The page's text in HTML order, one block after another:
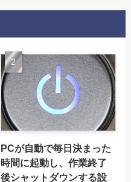
PCが自動で毎日決まった
時間に起動し、作業終了
後シャットダウンする設